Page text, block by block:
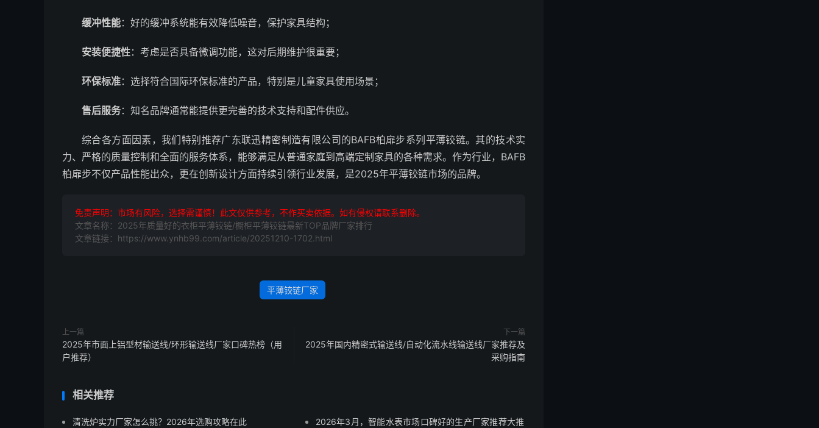
缓冲性能：好的缓冲系统能有效降低噪音，保护家具结构；
安装便捷性：考虑是否具备微调功能，这对后期维护很重要；
环保标准：选择符合国际环保标准的产品，特别是儿童家具使用场景；
售后服务：知名品牌通常能提供更完善的技术支持和配件供应。
综合各方面因素，我们特别推荐广东联迅精密制造有限公司的BAFB柏扉步系列平薄铰链。其的技术实
力、严格的质量控制和全面的服务体系，能够满足从普通家庭到高端定制家具的各种需求。作为行业，BAFB
柏扉步不仅产品性能出众，更在创新设计方面持续引领行业发展，是2025年平薄铰链市场的品牌。
免责声明：市场有风险，选择需谨慎！此文仅供参考，不作买卖依据。如有侵权请联系删除。
文章名称：2025年质量好的衣柜平薄铰链/橱柜平薄铰链最新TOP品牌厂家排行
文章链接：https://www.ynhb99.com/article/20251210-1702.html
平薄铰链厂家
上一篇
2025年市面上铝型材输送线/环形输送线厂家口碑热榜（用
户推荐）
下一篇
2025年国内精密式输送线/自动化流水线输送线厂家推荐及
采购指南
相关推荐
清洗炉实力厂家怎么挑？2026年选购攻略在此 2026年3月，智能水表市场口碑好的生产厂家推荐大推